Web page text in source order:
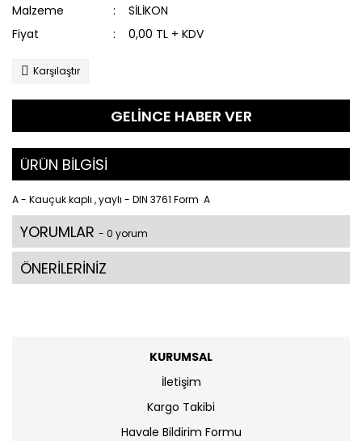
Malzeme
SİLİKON
Fiyat
0,00 TL + KDV
Karşılaştır
GELİNCE HABER VER
ÜRÜN BİLGİSİ
A - Kauçuk kaplı , yaylı - DIN 3761 Form A
YORUMLAR - 0 yorum
ÖNERİLERİNİZ
KURUMSAL
İletişim
Kargo Takibi
Havale Bildirim Formu